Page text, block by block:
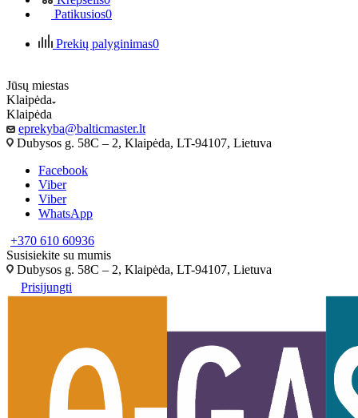
Patikusios0
Prekių palyginimas0
Jūsų miestas
Klaipėda
Klaipėda
eprekyba@balticmaster.lt
Dubysos g. 58C – 2, Klaipėda, LT-94107, Lietuva
Facebook
Viber
Viber
WhatsApp
+370 610 60936
Susisiekite su mumis
Dubysos g. 58C – 2, Klaipėda, LT-94107, Lietuva
Prisijungti